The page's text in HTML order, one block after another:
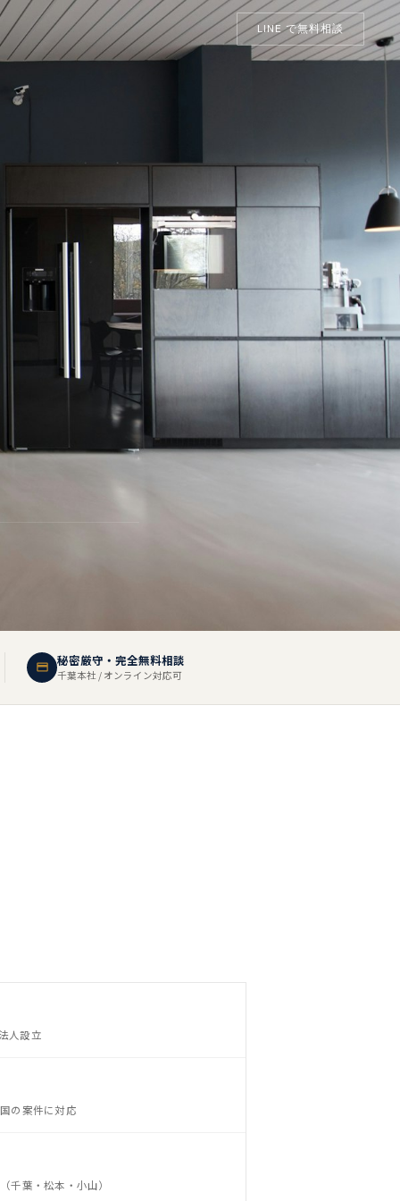
LINE で無料相談
秘密厳守・完全無料相談
千葉本社 / オンライン対応可
人設立
の案件に対応
千葉・松本・小山）